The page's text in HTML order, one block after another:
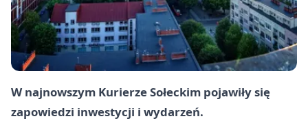
W najnowszym Kurierze Sołeckim pojawiły się
zapowiedzi inwestycji i wydarzeń.